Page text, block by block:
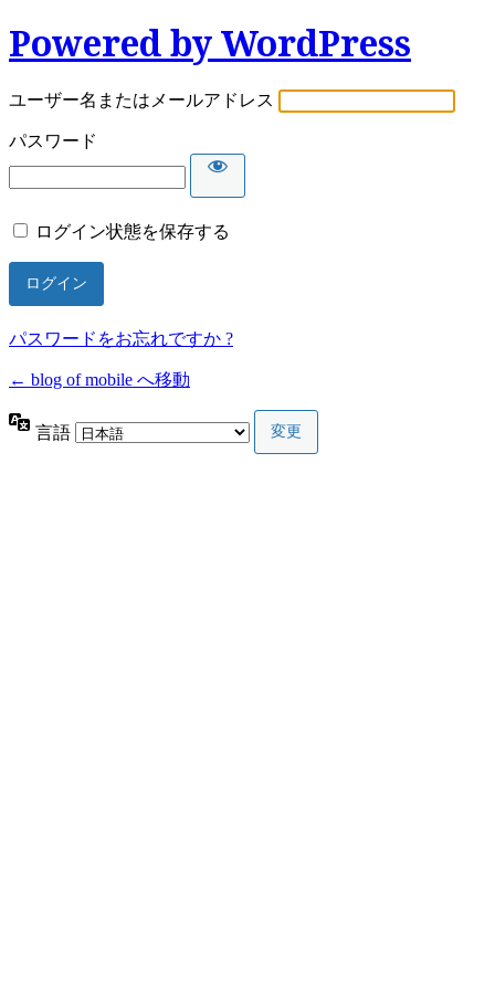
Powered by WordPress
ユーザー名またはメールアドレス
パスワード
ログイン状態を保存する
パスワードをお忘れですか ?
← blog of mobile へ移動
言語